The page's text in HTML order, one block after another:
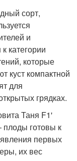
сорт,
и
категории
которые
куст компактной
для
грядках.
Таня F1'
готовы к
первых
их вес